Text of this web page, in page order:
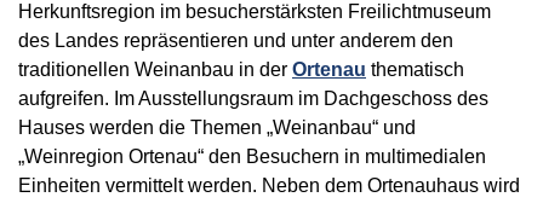
Herkunftsregion im besucherstärksten Freilichtmuseum
des Landes repräsentieren und unter anderem den
traditionellen Weinanbau in der Ortenau thematisch
aufgreifen. Im Ausstellungsraum im Dachgeschoss des
Hauses werden die Themen „Weinanbau“ und
„Weinregion Ortenau“ den Besuchern in multimedialen
Einheiten vermittelt werden. Neben dem Ortenauhaus wird